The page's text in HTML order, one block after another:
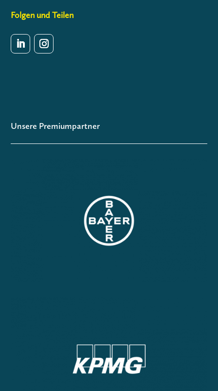
Folgen und Teilen
Unsere Premiumpartner